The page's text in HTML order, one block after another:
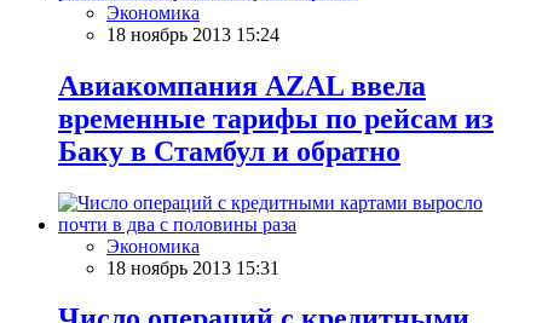
Экономика
18 ноябрь 2013 15:24
Авиакомпания AZAL ввела
временные тарифы по рейсам из
Баку в Стамбул и обратно
Экономика
18 ноябрь 2013 15:31